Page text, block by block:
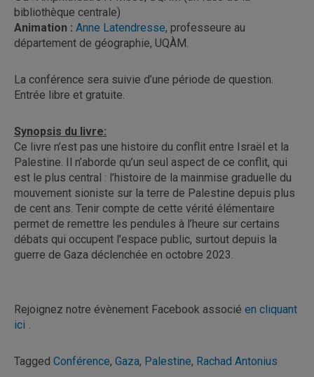
bibliothèque centrale)
Animation : Anne Latendresse, professeure au
département de géographie, UQÀM.
La conférence sera suivie d’une période de question.
Entrée libre et gratuite.
Synopsis du livre:
Ce livre n’est pas une histoire du conflit entre Israël et la
Palestine. Il n’aborde qu’un seul aspect de ce conflit, qui
est le plus central : l’histoire de la mainmise graduelle du
mouvement sioniste sur la terre de Palestine depuis plus
de cent ans. Tenir compte de cette vérité élémentaire
permet de remettre les pendules à l’heure sur certains
débats qui occupent l’espace public, surtout depuis la
guerre de Gaza déclenchée en octobre 2023.
Rejoignez notre évènement Facebook associé en cliquant
ici .
Tagged Conférence, Gaza, Palestine, Rachad Antonius